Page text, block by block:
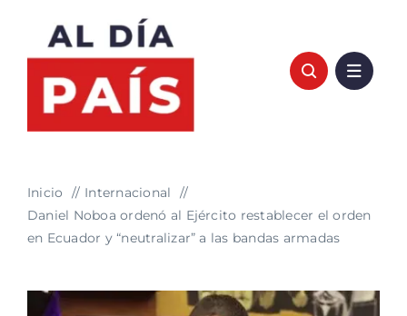
contenido
Inicio
Internacional
Daniel Noboa ordenó al Ejército restablecer el orden
en Ecuador y “neutralizar” a las bandas armadas